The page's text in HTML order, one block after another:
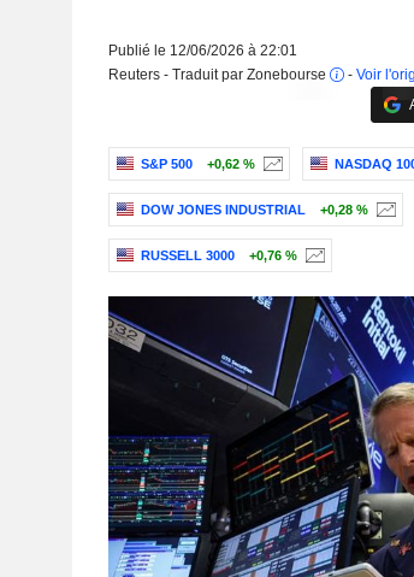
Publié le 12/06/2026 à 22:01
Reuters - Traduit par Zonebourse
- Voir
S&P 500 +0,62 % NASDAQ
DOW JONES INDUSTRIAL +0,28 %
RUSSELL 3000 +0,76 %